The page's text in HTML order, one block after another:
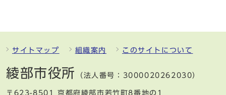
サイトマップ 組織案内 このサイトについて
綾部市役所 （法人番号：3000020262030）
〒623-8501 京都府綾部市若竹町8番地の1